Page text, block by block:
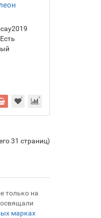
31 страниц)
только на
марках